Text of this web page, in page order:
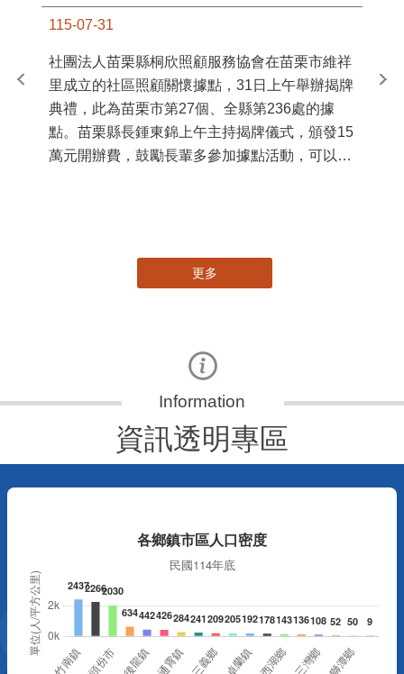
115-07-31
社團法人苗栗縣桐欣照顧服務協會在苗栗市維祥
里成立的社區照顧關懷據點，31日上午舉辦揭牌
典禮，此為苗栗市第27個、全縣第236處的據
點。苗栗縣長鍾東錦上午主持揭牌儀式，頒發15
萬元開辦費，鼓勵長輩多參加據點活動，可以更
苗
更多
資訊透明專區